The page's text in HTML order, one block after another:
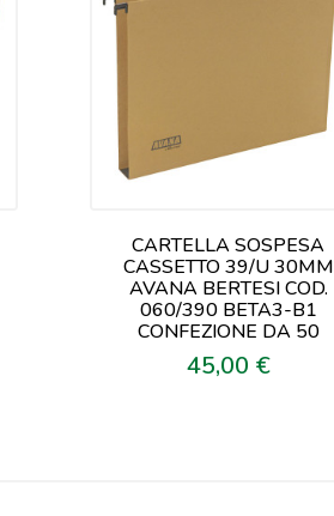
CARTELLA SOSPESA
CASSETTO 39/U 30MM
AVANA BERTESI COD.
060/390 BETA3-B1
CONFEZIONE DA 50
Prezzo
45,00 €